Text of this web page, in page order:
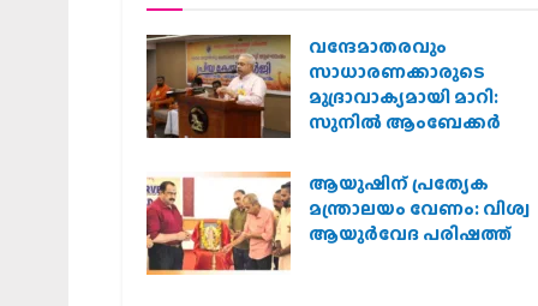
വന്ദേമാതരവും
സാധാരണക്കാരുടെ
മുദ്രാവാക്യമായി മാറി:
സുനിൽ ആംബേക്കർ
ആയുഷിന് പ്രത്യേക
മന്ത്രാലയം വേണം: വിശ്വ
ആയുര്‍വേദ പരിഷത്ത്